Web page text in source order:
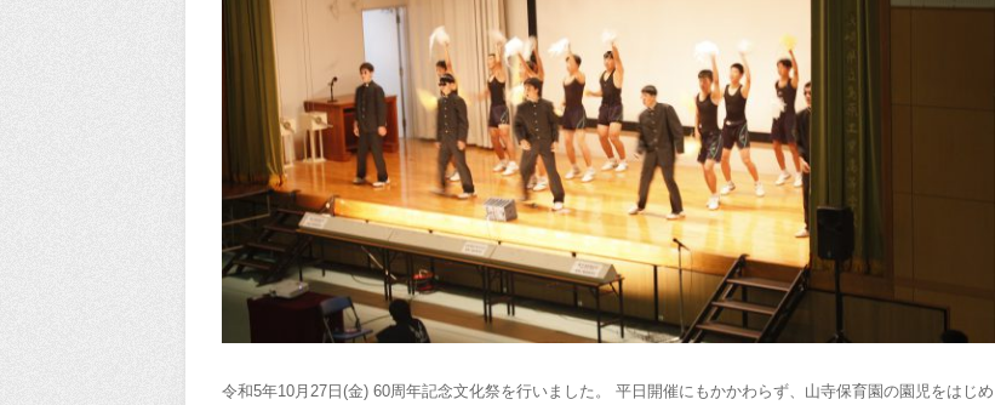
令和5年10月27日(金) 60周年記念文化祭を行いました。 平日開催にもかかわらず、山寺保育園の園児をはじめ